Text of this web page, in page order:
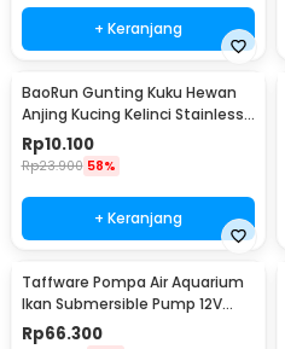
+ Keranjang
BaoRun Gunting Kuku Hewan
Anjing Kucing Kelinci Stainless
Steel - 5X
Rp10.100
Rp23.900 58%
+ Keranjang
Taffware Pompa Air Aquarium
Ikan Submersible Pump 12V
22W - 12V5M
Rp66.300